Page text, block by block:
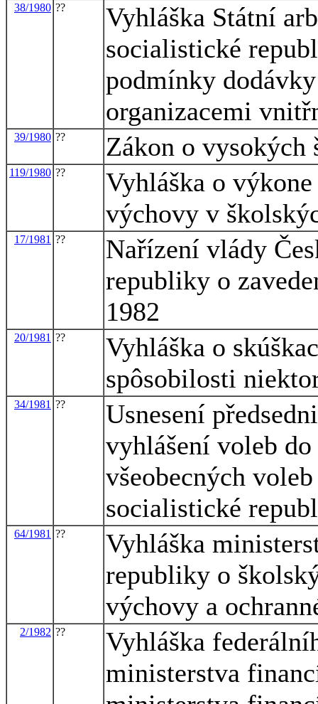
38/1980 ??
Vyhláška Státní
socialistické
podmínky
organizacemi
39/1980 ?? Zákon o vysokých
119/1980 ??
Vyhláška o
výchovy v
17/1981 ??
Nařízení vlády
republiky o
1982
20/1981 ??
Vyhláška o
spôsobilosti
34/1981 ??
Usnesení
vyhlášení voleb
všeobecných
socialistické
64/1981 ??
Vyhláška
republiky o
výchovy a
2/1982 ??
Vyhláška
ministerstva